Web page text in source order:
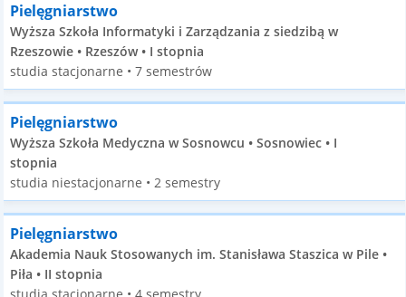
Pielęgniarstwo
Wyższa Szkoła Informatyki i Zarządzania z siedzibą w
Rzeszowie • Rzeszów • I stopnia
studia stacjonarne • 7 semestrów
Pielęgniarstwo
Wyższa Szkoła Medyczna w Sosnowcu • Sosnowiec • I
stopnia
studia niestacjonarne • 2 semestry
Pielęgniarstwo
Akademia Nauk Stosowanych im. Stanisława Staszica w Pile •
Piła • II stopnia